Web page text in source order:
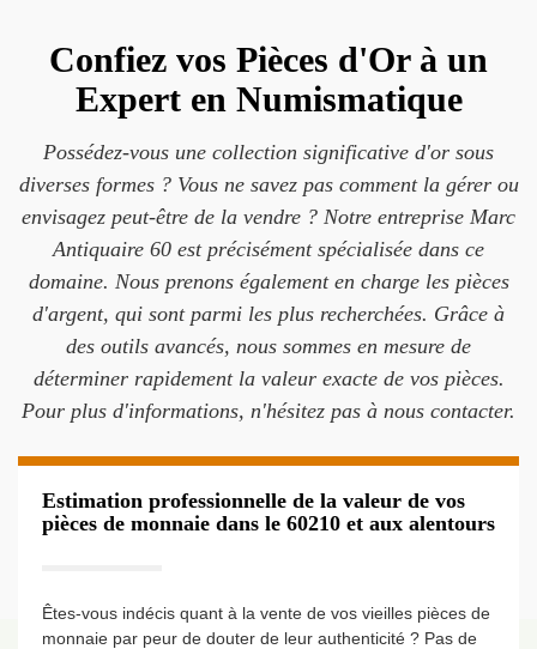
Confiez vos Pièces d'Or à un
Expert en Numismatique
Possédez-vous une collection significative d'or sous
diverses formes ? Vous ne savez pas comment la gérer ou
envisagez peut-être de la vendre ? Notre entreprise Marc
Antiquaire 60 est précisément spécialisée dans ce
domaine. Nous prenons également en charge les pièces
d'argent, qui sont parmi les plus recherchées. Grâce à
des outils avancés, nous sommes en mesure de
déterminer rapidement la valeur exacte de vos pièces.
Pour plus d'informations, n'hésitez pas à nous contacter.
Estimation professionnelle de la valeur de vos
pièces de monnaie dans le 60210 et aux alentours
Êtes-vous indécis quant à la vente de vos vieilles pièces de
monnaie par peur de douter de leur authenticité ? Pas de